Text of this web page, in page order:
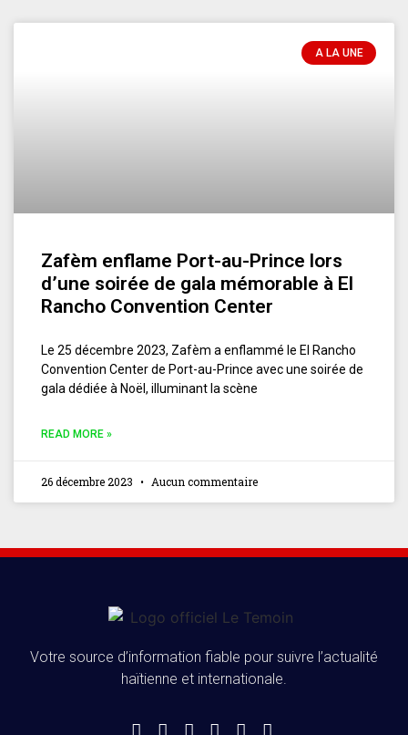
A LA UNE
Zafèm enflame Port-au-Prince lors
d’une soirée de gala mémorable à El
Rancho Convention Center
Le 25 décembre 2023, Zafèm a enflammé le El Rancho
Convention Center de Port-au-Prince avec une soirée de
gala dédiée à Noël, illuminant la scène
READ MORE »
26 décembre 2023 Aucun commentaire
Votre source d’information fiable pour suivre l’actualité
haïtienne et internationale.